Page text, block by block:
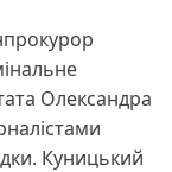
Олександра
Куницький